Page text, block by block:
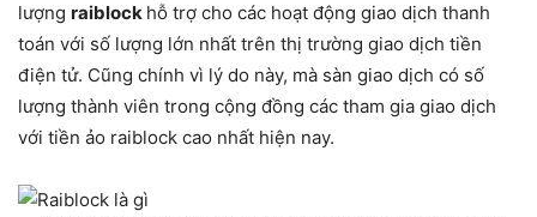
lượng raiblock hỗ trợ cho các hoạt động giao dịch thanh
toán với số lượng lớn nhất trên thị trường giao dịch tiền
điện tử. Cũng chính vì lý do này, mà sàn giao dịch có số
lượng thành viên trong cộng đồng các tham gia giao dịch
với tiền ảo raiblock cao nhất hiện nay.